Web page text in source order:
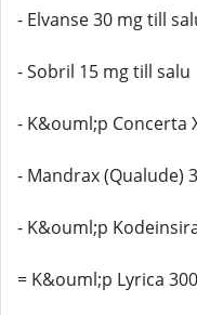
- Elvanse 30 mg till
- Sobril 15 mg till salu
- K&ouml;p Concerta
- Mandrax (Qualude)
- K&ouml;p
= K&ouml;p Lyrica